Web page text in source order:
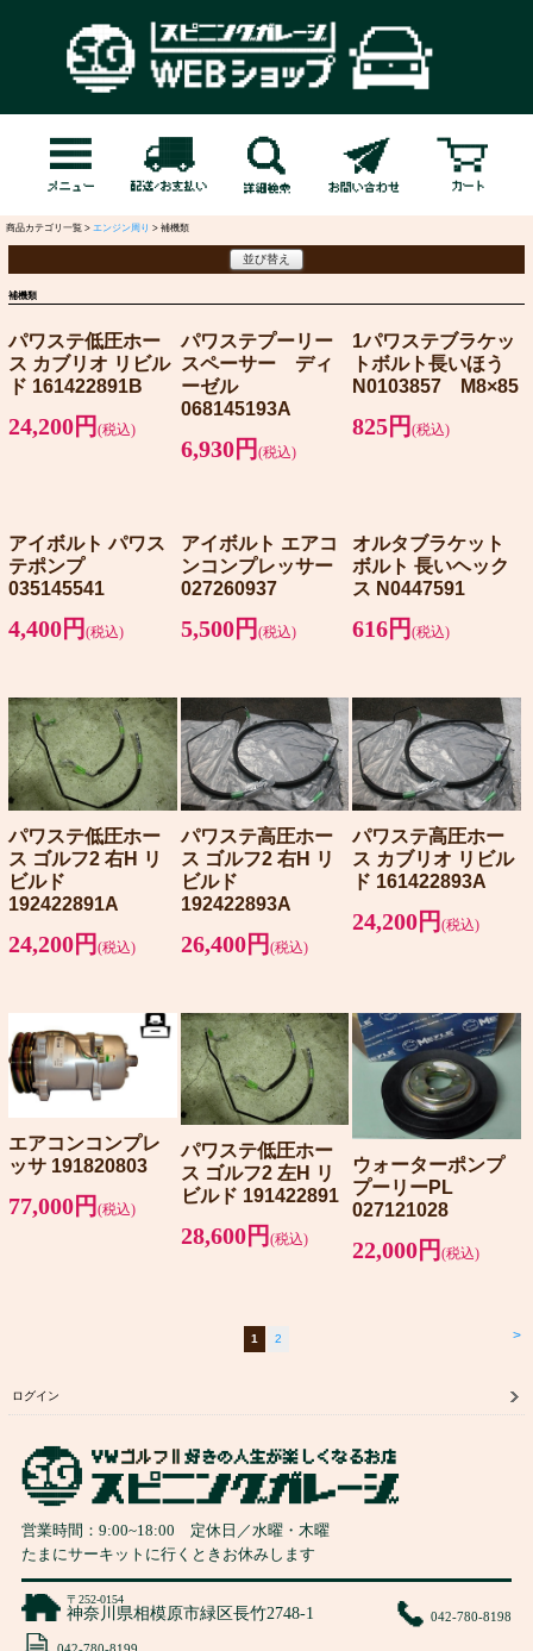
商品カテゴリ一覧 > エンジン周り > 補機類
並び替え
補機類
パワステ低圧ホー
ス カブリオ リビル
ド 161422891B
24,200円 (税込)
パワステプーリー
スペーサー ディ
ーゼル
068145193A
6,930円 (税込)
1パワステブラケッ
トボルト長いほう
N0103857 M8×85
825円(税込)
アイボルト パワス
テポンプ
035145541
4,400円 (税込)
アイボルト エアコ
ンコンプレッサー
027260937
5,500円 (税込)
オルタブラケット
ボルト 長いヘック
ス N0447591
616円(税込)
パワステ低圧ホー
ス ゴルフ2 右H リ
ビルド
192422891A
24,200円 (税込)
パワステ高圧ホー
ス ゴルフ2 右H リ
ビルド
192422893A
26,400円 (税込)
パワステ高圧ホー
ス カブリオ リビル
ド 161422893A
24,200円(税込)
エアコンコンプレ
ッサ 191820803
77,000円 (税込)
パワステ低圧ホー
ス ゴルフ2 左H リ
ビルド 191422891
28,600円 (税込)
ウォーターポンプ
プーリーPL
027121028
22,000円(税込)
>
1 2
ログイン
営業時間： 9:00~18:00 定休日／水曜・木曜
たまにサーキットに行くときお休みします
〒252-0154
神奈川県相模原市緑区長竹2748-1 042-780-8198